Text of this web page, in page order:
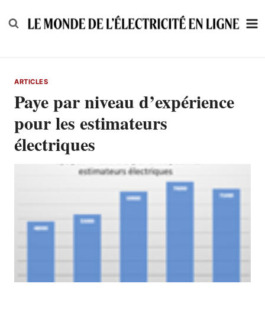
to
ARTICLES
Paye par niveau d’expérience
pour les estimateurs
électriques